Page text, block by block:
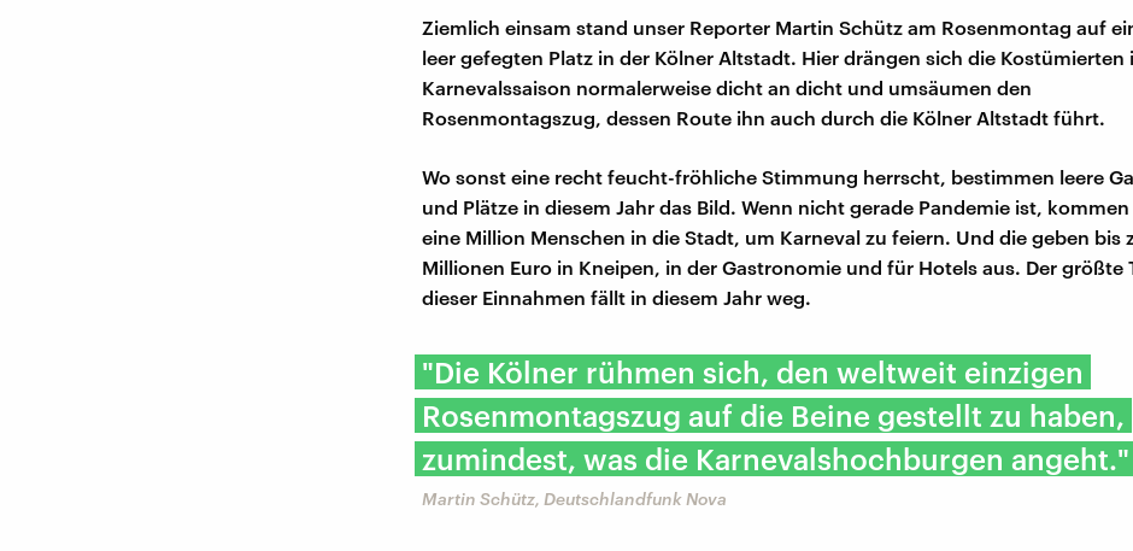
Ziemlich einsam stand unser Reporter Martin Schütz am Rosenmontag auf
leer gefegten Platz in der Kölner Altstadt. Hier drängen sich die Kostümierten
Karnevalssaison normalerweise dicht an dicht und umsäumen den
Rosenmontagszug, dessen Route ihn auch durch die Kölner Altstadt führt.
Wo sonst eine recht feucht-fröhliche Stimmung herrscht, bestimmen leere
und Plätze in diesem Jahr das Bild. Wenn nicht gerade Pandemie ist,
eine Million Menschen in die Stadt, um Karneval zu feiern. Und die geben bis
Millionen Euro in Kneipen, in der Gastronomie und für Hotels aus. Der größte
dieser Einnahmen fällt in diesem Jahr weg.
"Die Kölner rühmen sich, den weltweit einzigen
Rosenmontagszug auf die Beine gestellt zu haben,
zumindest, was die Karnevalshochburgen angeht."
Martin Schütz, Deutschlandfunk Nova